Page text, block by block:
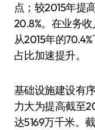
点；较2015年提
20.8%。在业务
从2015年的
占比加速提升。
基础设施建设有
力大为提高截至
达5169万千米。